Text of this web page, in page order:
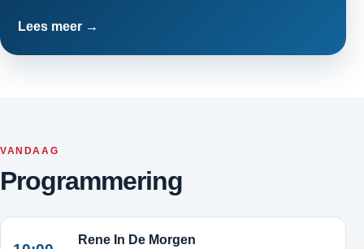
Lees meer →
VANDAAG
Programmering
Rene In De Morgen